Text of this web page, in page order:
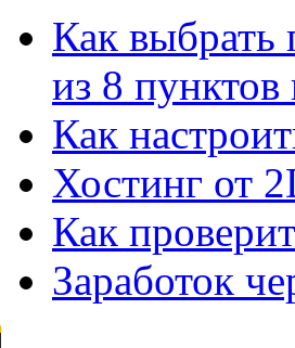
Как выбрать
из 8
Как
Хостинг от
Как
Заработок